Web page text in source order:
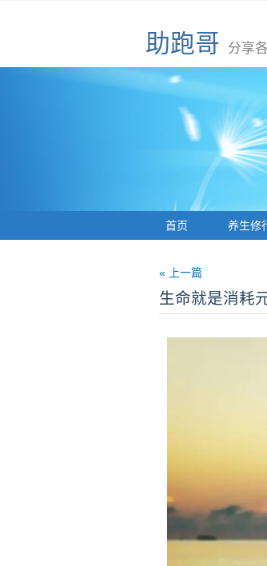
助跑哥 分享
首页 养生修
« 上一篇
生命就是消耗